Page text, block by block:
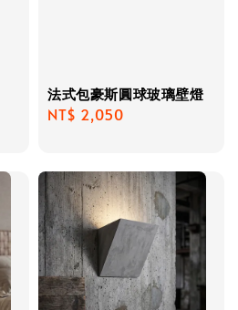
法式包豪斯圓球玻璃壁燈
Regular
NT$ 2,050